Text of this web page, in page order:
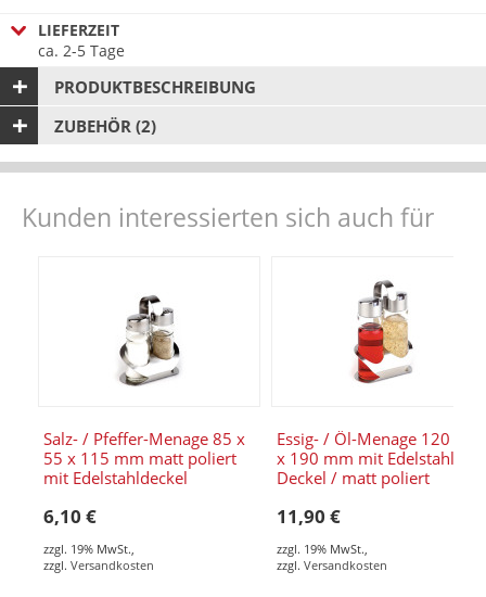
LIEFERZEIT
ca. 2-5 Tage
PRODUKTBESCHREIBUNG
ZUBEHÖR (2)
Kunden interessierten sich auch für
Salz- / Pfeffer-Menage 85 x
55 x 115 mm matt poliert
mit Edelstahldeckel
6,10 €
zzgl. 19% MwSt.
zzgl. Versandkosten
Essig- / Öl-Menage 120 x 80
x 190 mm mit Edelstahl-
Deckel / matt poliert
11,90 €
zzgl. 19% MwSt.
zzgl. Versandkosten